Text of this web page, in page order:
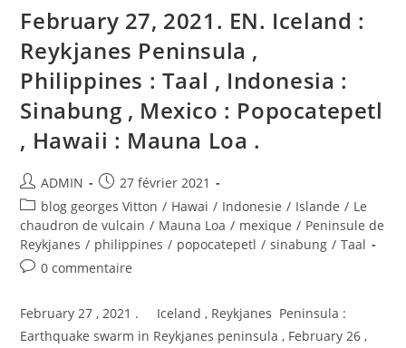
Turrialba
/
Poas
/
De
La
Vieja
/
.
February 27, 2021. EN. Iceland :
Reykjanes Peninsula ,
Philippines : Taal , Indonesia :
Sinabung , Mexico : Popocatepetl
, Hawaii : Mauna Loa .
Auteur/autrice
de
la
publication :
ADMIN
Publication
publiée :
27 février 2021
Post
category:
blog georges Vitton / Hawai / Indonesie / Islande / Le
chaudron de vulcain / Mauna Loa / mexique / Peninsule de
Reykjanes / philippines / popocatepetl / sinabung / Taal
Commentaires
publication :
0 commentaire
February 27 , 2021 . Iceland , Reykjanes Peninsula :
Earthquake swarm in Reykjanes peninsula , February 26 ,